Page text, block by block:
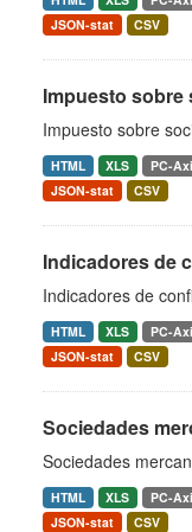
JSON-stat
CSV
Impuesto sobre
Impuesto sobre
HTML XLS PC-
JSON-stat
CSV
Indicadores de
Indicadores de
HTML XLS PC-
JSON-stat
CSV
Sociedades
Sociedades
HTML XLS PC-
JSON-stat
CSV